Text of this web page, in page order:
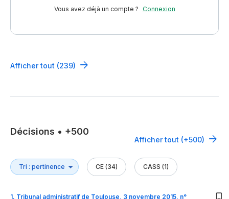
Vous avez déjà un compte ? Connexion
Afficher tout (239)
Décisions • +500
Afficher tout (+500)
CE (34) CASS (1)
1. Tribunal administratif de Toulouse, 3 novembre 2015, n°